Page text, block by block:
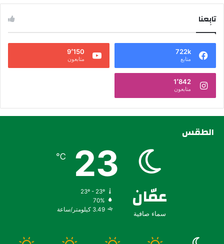
تابِعنا
722k
متابع
9٬150
متابعون
1٬842
متابعون
الطقس
عمّان
سماء صافية
23
℃
23º - 23º
70%
3.49 كيلومتر/ساعة